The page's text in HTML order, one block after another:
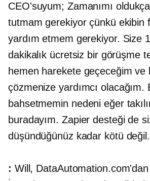
CEO'suyum; Zamanımı
tutmam gerekiyor çünkü ekibin
yardım etmem gerekiyor. Size
dakikalık ücretsiz bir görüşme
hemen harekete geçeceğim ve
çözmenize yardımcı olacağım.
bahsetmemin nedeni eğer
buradayım. Zapier desteği de
düşündüğünüz kadar kötü değil.
: Will,